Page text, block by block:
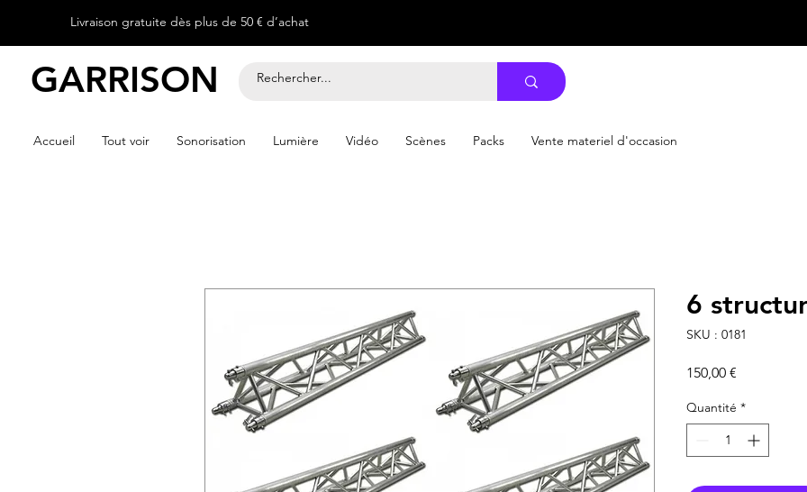
Livraison gratuite dès plus de 50 € d’achat
GARRISON
Accueil Tout voir Sonorisation Lumière Vidéo Scènes Packs Vente materiel d'occasion
6
SKU : 0181
150,00 €
Quantité *